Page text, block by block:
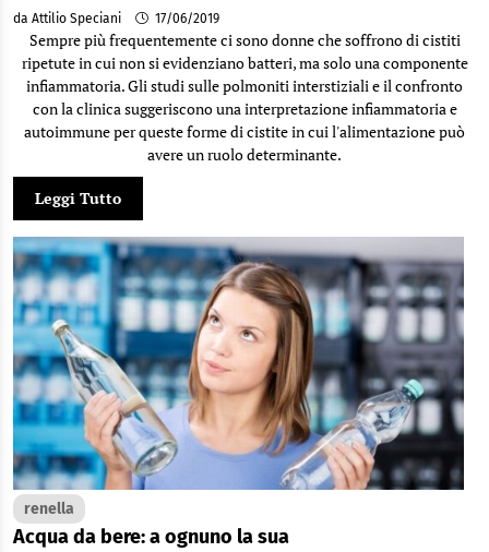
da Attilio Speciani 17/06/2019
Sempre più frequentemente ci sono donne che soffrono di cistiti
ripetute in cui non si evidenziano batteri, ma solo una componente
infiammatoria. Gli studi sulle polmoniti interstiziali e il confronto
con la clinica suggeriscono una interpretazione infiammatoria e
autoimmune per queste forme di cistite in cui l'alimentazione può
avere un ruolo determinante.
Leggi Tutto
renella
Acqua da bere: a ognuno la sua